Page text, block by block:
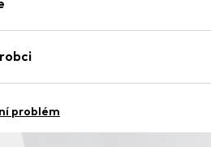
střih
problém